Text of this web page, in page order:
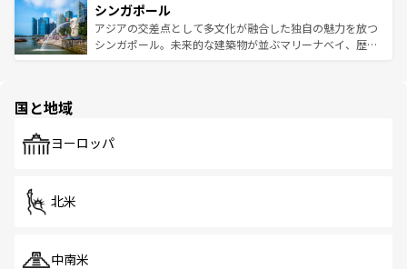
参照してほしい。
激する。気候は一年中温暖で、どの季節にも異なる楽しみ
が待っている。親しみやすいタイの人々、仏教を中心とし
た文化、そして多様な観光資源が、訪れる旅人を魅了し続
み、どこを訪れても感動するはず。観光スポットが密集し
ており、効率よく見どころを回れるのも魅力。息をのむよ
うな絶景から文化的な体験まで、香港を存分に楽しみ尽く
シンガポール
アジアの交差点として多文化が融合した独自の魅力を放つ
シンガポール。未来的な建築物が並ぶマリーナベイ、歴史
で、ホーカーズは地元の風情を楽しめる外せないスポット
国と地域
ヨーロッパ
北米
中南米